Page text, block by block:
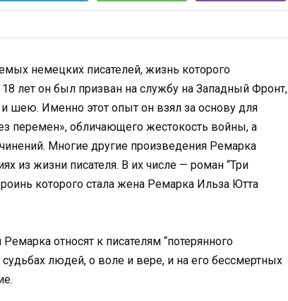
немецких писателей, жизнь которого
лет он был призван на службу на Западный Фронт,
шею. Именно этот опыт он взял за основу для
перемен», обличающего жестокость войны, а
Многие другие произведения Ремарка
из жизни писателя. В их числе — роман “Три
которого стала жена Ремарка Ильза Ютта
относят к писателям “потерянного
людей, о воле и вере, и на его бессмертных